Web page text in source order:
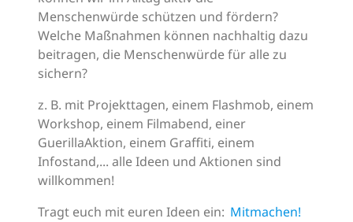
Menschenwürde schützen und fördern?
Welche Maßnahmen können nachhaltig dazu
beitragen, die Menschenwürde für alle zu
sichern?
z. B. mit Projekttagen, einem Flashmob, einem
Workshop, einem Filmabend, einer
GuerillaAktion, einem Graffiti, einem
Infostand,... alle Ideen und Aktionen sind
willkommen!
Tragt euch mit euren Ideen ein: Mitmachen!